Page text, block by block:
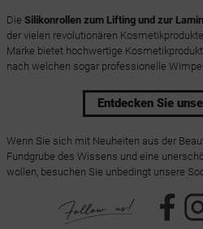
Die Silikonrollen zum Lifting und zur
der vielen revolutionären
Marke bietet hochwertige
nach welchen sogar professionelle
Entdecken Sie
Wenn Sie sich mit Neuheiten aus der
Fundgrube des Wissens und eine
wollen, besuchen Sie unbedingt unsere